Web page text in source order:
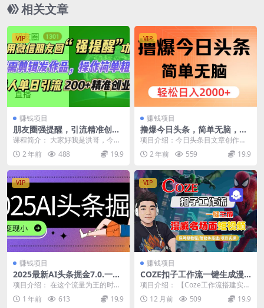
相关文章
VIP
赚钱项目
朋友圈强提醒，引流精准创业
粉无需剪辑发作品，操作简单
粗暴，单人单日引流200+创业
粉
课程简介： 大家好我是洪哥，今天
给大家分享的这个技术呢，就是通
过微信朋友圈去引流...
2 年前 488 19.9
VIP
赚钱项目
撸爆今日头条，简单无脑，日
入2000+
项目介绍：今日头条目文章创作目
前属于非常火爆的赛道，不管是小
自，还是老手，只要你...
2 年前 559 19.9
VIP
赚钱项目
2025最新AI头条掘金7.0.一周
变现了四位数，操作很简单，
小白上手很快(附详细教程)
项目介绍： 在这个流量为王的时
代，有了流量就什么都有了，各大
平台都在抢流量，现在...
1 年前 613 19.9
VIP
赚钱项目
COZE扣子工作流一键生成漫
威名场面短视频，保姆级教程-
智能体搭建-项目实操
项目介绍： 【Coze工作流搭建实操
教程】Coze智能体工作流一键生成
“漫威名场...
12 月前 509 19.9